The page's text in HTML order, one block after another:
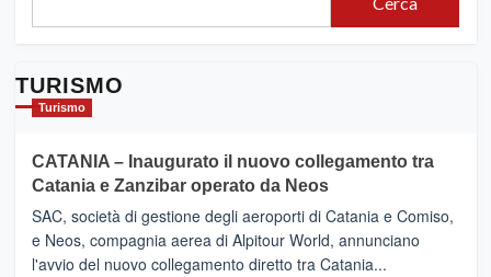
TURISMO
Turismo
CATANIA – Inaugurato il nuovo collegamento tra
Catania e Zanzibar operato da Neos
SAC, società di gestione degli aeroporti di Catania e Comiso,
e Neos, compagnia aerea di Alpitour World, annunciano
l'avvio del nuovo collegamento diretto tra Catania...